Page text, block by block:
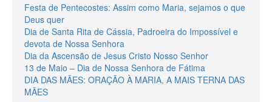
Festa de Pentecostes: Assim como Maria, sejamos o que
Deus quer
Dia de Santa Rita de Cássia, Padroeira do Impossível e
devota de Nossa Senhora
Dia da Ascensão de Jesus Cristo Nosso Senhor
13 de Maio – Dia de Nossa Senhora de Fátima
DIA DAS MÃES: ORAÇÃO À MARIA, A MAIS TERNA DAS
MÃES